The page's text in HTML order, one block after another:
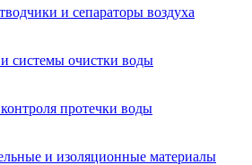
и сепараторы воздуха
системы очистки воды
протечки воды
и изоляционные материалы